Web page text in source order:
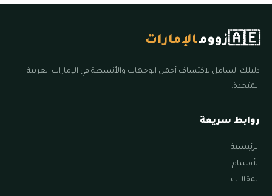
🇦🇪زوومالإمارات
دليلك الشامل لاكتشاف أجمل الوجهات والأنشطة في الإمارات العربية
المتحدة.
روابط سريعة
الرئيسية
الأقسام
المقالات